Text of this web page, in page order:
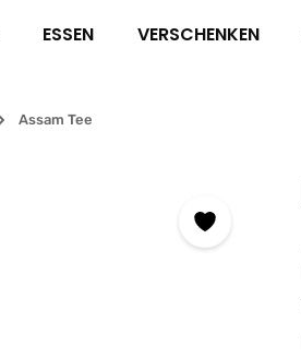
ESSEN VERSCHENKEN
Assam Tee